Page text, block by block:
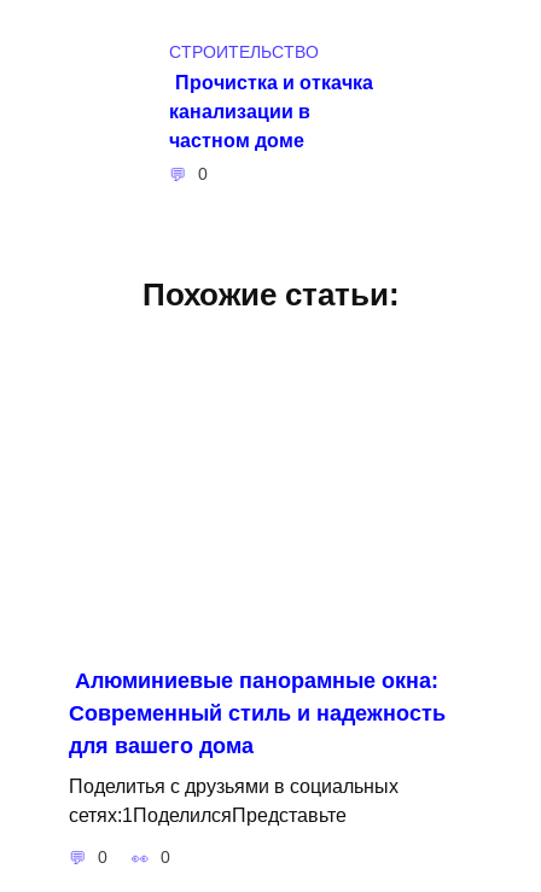
СТРОИТЕЛЬСТВО
Прочистка и откачка
канализации в
частном доме
0
Похожие статьи:
Алюминиевые панорамные окна:
Современный стиль и надежность
для вашего дома
Поделитья с друзьями в социальных
сетях:1ПоделилсяПредставьте
0 0